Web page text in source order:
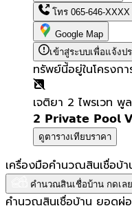
โทร 065-646-XXXX
Google Map
เข้าสู่ระบบเพื่อแจ้งป
ทรัพย์นี้อยู่ในโครงกา
เจติยา 2 ไพรเวท
𝟮 𝗣𝗿𝗶𝘃𝗮𝘁𝗲 𝗣𝗼𝗼𝗹
ดูตารางเทียบราคา
เครื่องมือคำนวณสินเชื่อบ้า
คำนวณสินเชื่อบ้าน กดเลย
คำนวณสินเชื่อบ้าน ยอดผ่อ